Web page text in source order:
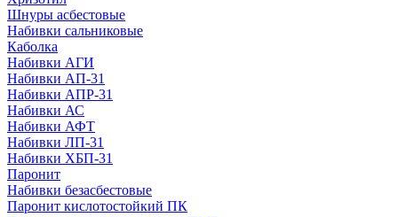
Шнуры асбестовые
Набивки сальниковые
Каболка
Набивки АГИ
Набивки АП-31
Набивки АПР-31
Набивки АС
Набивки АФТ
Набивки ЛП-31
Набивки ХБП-31
Паронит
Набивки безасбестовые
Паронит кислотостойкий ПК